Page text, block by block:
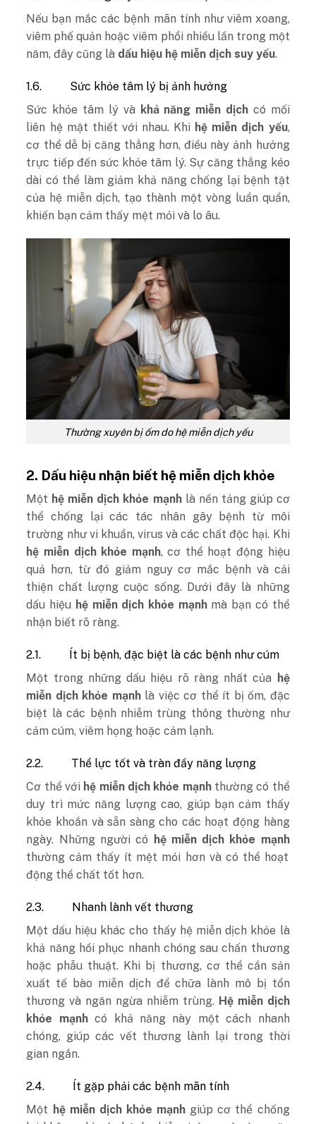
Nếu bạn mắc các bệnh mãn tính như viêm xoang,
viêm phế quản hoặc viêm phổi nhiều lần trong một
năm, đây cũng là dấu hiệu hệ miễn dịch suy yếu.
1.6.
Sức khỏe tâm lý bị ảnh hưởng
Sức khỏe tâm lý và khả năng miễn dịchcó mối
liên hệ mật thiết với nhau. Khi hệ miễn dịch yếu,
cơ thể dễ bị căng thẳng hơn, điều này ảnh hưởng
trực tiếp đến sức khỏe tâm lý. Sự căng thẳng kéo
dài có thể làm giảm khả năng chống lại bệnh tật
của hệ miễn dịch, tạo thành một vòng luẩn quẩn,
khiến bạn cảm thấy mệt mỏi và lo âu.
Thường xuyên bị ốm do hệ miễn dịch yếu
2. Dấu hiệu nhận biết hệ miễn dịch khỏe
Một hệ miễn dịch khỏe mạnhlà nền tảng giúp cơ
thể chống lại các tác nhân gây bệnh từ môi
trường như vi khuẩn, virus và các chất độc hại. Khi
hệ miễn dịch khỏe mạnh, cơ thể hoạt động hiệu
quả hơn, từ đó giảm nguy cơ mắc bệnh và cải
thiện chất lượng cuộc sống. Dưới đây là những
dấu hiệu hệ miễn dịch khỏe mạnhmà bạn có thể
nhận biết rõ ràng.
2.1.
Ít bị bệnh, đặc biệt là các bệnh như cúm
Một trong những dấu hiệu rõ ràng nhất của hệ
miễn dịch khỏe mạnhlà việc cơ thể ít bị ốm, đặc
biệt là các bệnh nhiễm trùng thông thường như
cảm cúm, viêm họng hoặc cảm lạnh.
2.2.
Thể lực tốt và tràn đầy năng lượng
Cơ thể với hệ miễn dịch khỏe mạnhthường có thể
duy trì mức năng lượng cao, giúp bạn cảm thấy
khỏe khoắn và sẵn sàng cho các hoạt động hàng
ngày. Những người có
hệ miễn dịch khỏe mạnh
thường cảm thấy ít mệt mỏi hơn và có thể hoạt
động thể chất tốt hơn.
2.3.
Nhanh lành vết thương
Một dấu hiệu khác cho thấy hệ miễn dịch khỏe là
khả năng hồi phục nhanh chóng sau chấn thương
hoặc phẫu thuật. Khi bị thương, cơ thể cần sản
xuất tế bào miễn dịch để chữa lành mô bị tổn
thương và ngăn ngừa nhiễm trùng. Hệ miễn dịch
khỏe mạnhcó khả năng này một cách nhanh
chóng, giúp các vết thương lành lại trong thời
gian ngắn.
2.4.
Ít gặp phải các bệnh mãn tính
Một hệ miễn dịch khỏe mạnh giúp cơ thể chống